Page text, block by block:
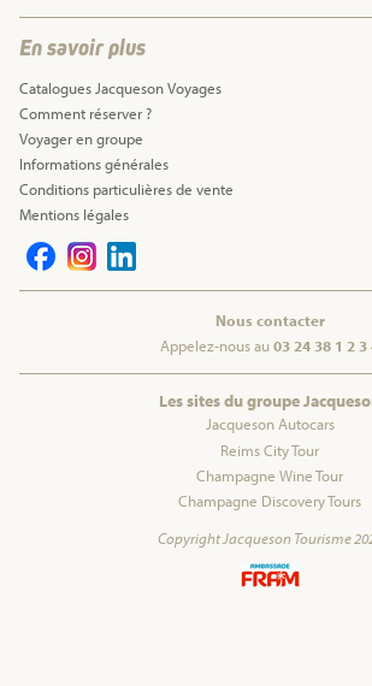
En savoir plus
Catalogues Jacqueson Voyages
Comment réserver ?
Voyager en groupe
Informations générales
Conditions particulières de vente
Mentions légales
Nous contacter
Appelez-nous au 03 24 38 1 2 3
Les sites du groupe
Jacqueson Autocars
Reims City Tour
Champagne Wine Tour
Champagne Discovery Tours
Copyright Jacqueson Tourisme